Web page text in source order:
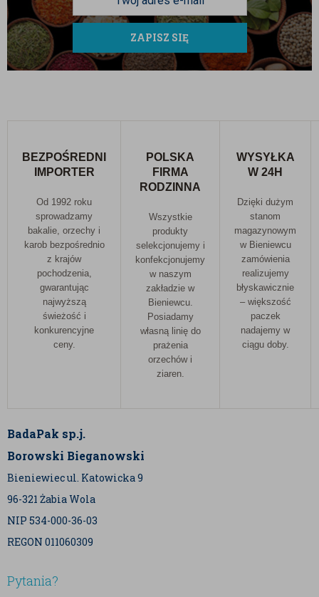
ZAPISZ SIĘ
BEZPOŚREDNI
IMPORTER
Od 1992 roku
sprowadzamy
bakalie, orzechy i
karob bezpośrednio
z krajów
pochodzenia,
gwarantując
najwyższą
świeżość i
konkurencyjne
ceny.
POLSKA
FIRMA
RODZINNA
Wszystkie
produkty
selekcjonujemy i
konfekcjonujemy
w naszym
zakładzie w
Bieniewcu.
Posiadamy
własną linię do
prażenia
orzechów i
ziaren.
WYSYŁKA
W 24H
Dzięki dużym
stanom
magazynowym
w Bieniewcu
zamówienia
realizujemy
błyskawicznie
– większość
paczek
nadajemy w
ciągu doby.
BadaPak sp.j.
Borowski Bieganowski
Bieniewiec ul. Katowicka 9
96-321 Żabia Wola
NIP 534-000-36-03
REGON 011060309
Pytania?